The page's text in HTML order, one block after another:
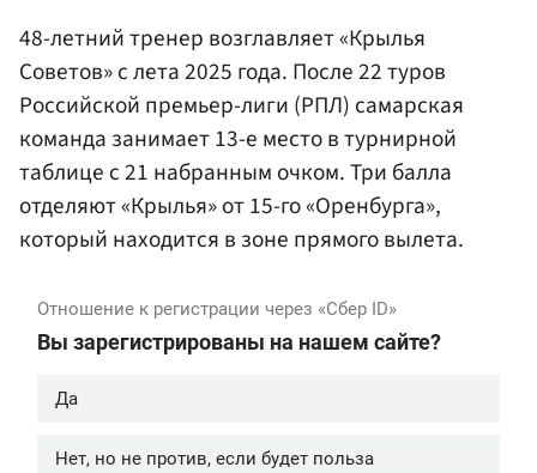
48-летний тренер возглавляет «Крылья
Советов» с лета 2025 года. После 22 туров
Российской премьер-лиги (РПЛ) самарская
команда занимает 13-е место в турнирной
таблице с 21 набранным очком. Три балла
отделяют «Крылья» от 15-го «Оренбурга»,
который находится в зоне прямого вылета.